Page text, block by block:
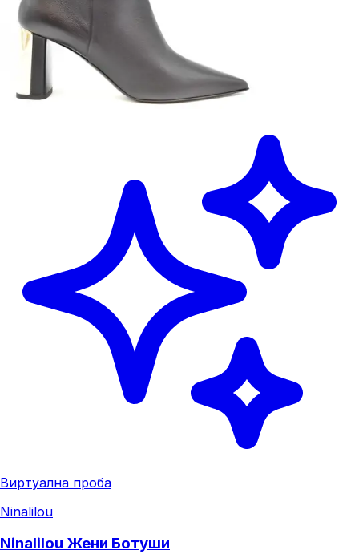
Виртуална проба
Ninalilou
Ninalilou Жени Ботуши